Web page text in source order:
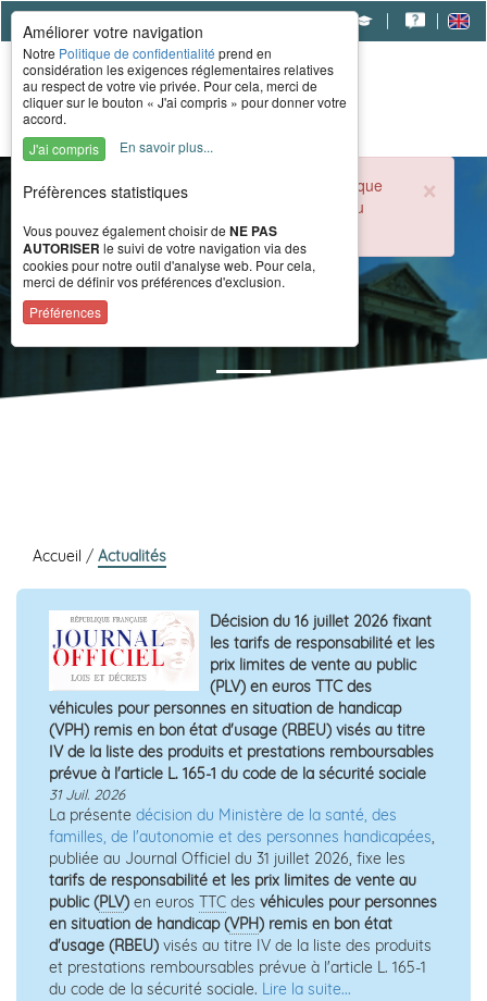
×
Durant la période estivale, l'accueil téléphonique
du CERAH est ouvert de 8h à 16h du lundi au
vendredi.
Accueil / Actualités
Décision du 16 juillet 2026 fixant
les tarifs de responsabilité et les
prix limites de vente au public
(PLV) en euros TTC des
véhicules pour personnes en situation de handicap
(VPH) remis en bon état d'usage (RBEU) visés au titre
IV de la liste des produits et prestations remboursables
prévue à l'article L. 165-1 du code de la sécurité sociale
31 Juil. 2026
La présente décision du Ministère de la santé, des
familles, de l'autonomie et des personnes handicapées,
publiée au Journal Officiel du 31 juillet 2026, fixe les
tarifs de responsabilité et les prix limites de vente au
public (PLV) en euros TTC des véhicules pour personnes
en situation de handicap (VPH) remis en bon état
d'usage (RBEU) visés au titre IV de la liste des produits
et prestations remboursables prévue à l'article L. 165-1
du code de la sécurité sociale. Lire la suite...
Améliorer votre navigation
Notre Politique de confidentialité prend en
considération les exigences réglementaires relatives
au respect de votre vie privée. Pour cela, merci de
cliquer sur le bouton « J'ai compris » pour donner votre
accord.
J'ai compris
En savoir plus...
Préfèrences statistiques
Vous pouvez également choisir de NE PAS
AUTORISER le suivi de votre navigation via des
cookies pour notre outil d'analyse web. Pour cela,
merci de définir vos préférences d'exclusion.
Préférences